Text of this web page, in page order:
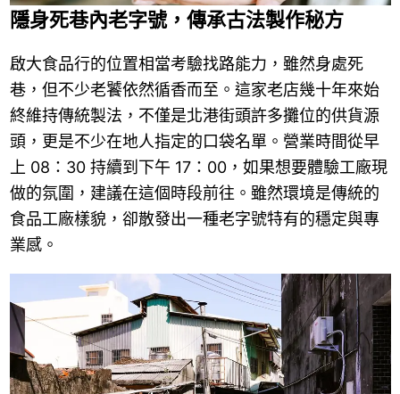
隱身死巷內老字號，傳承古法製作秘方
啟大食品行的位置相當考驗找路能力，雖然身處死
巷，但不少老饕依然循香而至。這家老店幾十年來始
終維持傳統製法，不僅是北港街頭許多攤位的供貨源
頭，更是不少在地人指定的口袋名單。營業時間從早
上 08：30 持續到下午 17：00，如果想要體驗工廠現
做的氛圍，建議在這個時段前往。雖然環境是傳統的
食品工廠樣貌，卻散發出一種老字號特有的穩定與專
業感。